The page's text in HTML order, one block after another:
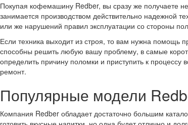
Покупая кофемашину Redber, вы сразу же получаете
занимается производством действительно надежной
или же нарушений правил эксплуатации со стороны
Если техника выходит из строя, то вам нужна помощь
способны решить любую вашу проблему, в самые
определить причину поломки и приступить к
ремонт.
Популярные модели
Компания Redber обладает достаточно большим